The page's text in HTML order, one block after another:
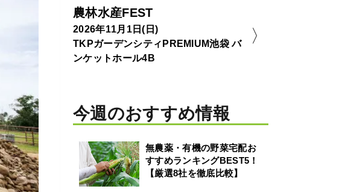
農林水産FEST
2026年11月1日(日)
TKPガーデンシティPREMIUM池袋 バ
ンケットホール4B
今週のおすすめ情報
無農薬・有機の野菜宅配お
すすめランキングBEST5！
【厳選8社を徹底比較】